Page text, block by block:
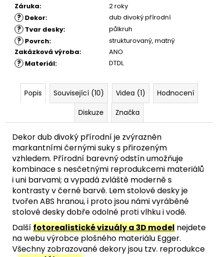
Záruka: 2 roky
? Dekor: dub divoký přírodní
? Tvar desky: půlkruh
? Povrch: strukturovaný, matný
Zakázková výroba: ANO
? Materiál: DTDL
Popis Související (10) Videa (1)
Hodnocení
Diskuze
Značka
Dekor dub divoký přírodní je zvýrazněn
markantními černými suky s přirozeným
vzhledem. Přírodní barevný odstín umožňuje
kombinace s nesčetnými reprodukcemi materiálů
i uni barvami; a vypadá zvláště moderně s
kontrasty v černé barvě. Lem stolové desky je
tvořen ABS hranou, i proto jsou námi vyráběné
stolové desky dobře odolné proti vlhku i vodě.
Další fotorealistické vizuály a 3D model nejdete
na webu výrobce plošného materiálu Egger.
Všechny zobrazované dekory jsou tzv. reprodukce